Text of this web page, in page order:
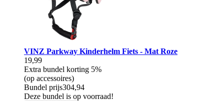
VINZ Parkway Kinderhelm Fiets - Mat Roze
19,99
Extra bundel korting 5%
(op accessoires)
Bundel prijs304,94
Deze bundel is op voorraad!